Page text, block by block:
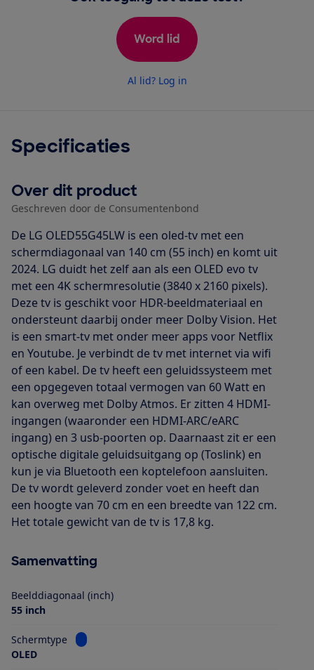
Word lid
Al lid? Log in
Specificaties
Over dit product
Geschreven door de Consumentenbond
De LG OLED55G45LW is een oled-tv met een
schermdiagonaal van 140 cm (55 inch) en komt uit
2024. LG duidt het zelf aan als een OLED evo tv
met een 4K schermresolutie (3840 x 2160 pixels).
Deze tv is geschikt voor HDR-beeldmateriaal en
ondersteunt daarbij onder meer Dolby Vision. Het
is een smart-tv met onder meer apps voor Netflix
en Youtube. Je verbindt de tv met internet via wifi
of een kabel. De tv heeft een geluidssysteem met
een opgegeven totaal vermogen van 60 Watt en
kan overweg met Dolby Atmos. Er zitten 4 HDMI-
ingangen (waaronder een HDMI-ARC/eARC
ingang) en 3 usb-poorten op. Daarnaast zit er een
optische digitale geluidsuitgang op (Toslink) en
kun je via Bluetooth een koptelefoon aansluiten.
De tv wordt geleverd zonder voet en heeft dan
een hoogte van 70 cm en een breedte van 122 cm.
Het totale gewicht van de tv is 17,8 kg.
Samenvatting
Beelddiagonaal (inch)
55 inch
Schermtype
Bekijk informatie voor Schermtype
OLED